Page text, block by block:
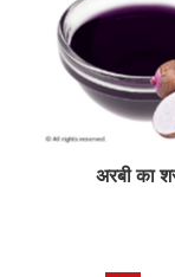
अरबी का